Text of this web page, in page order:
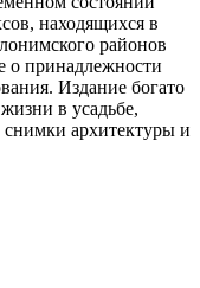
находящихся в
районов
о принадлежности
Издание богато
в усадьбе,
архитектуры и